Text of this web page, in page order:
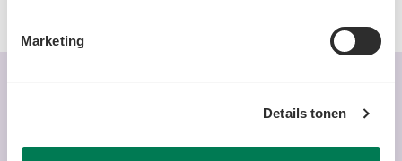
Marketing
Details tonen